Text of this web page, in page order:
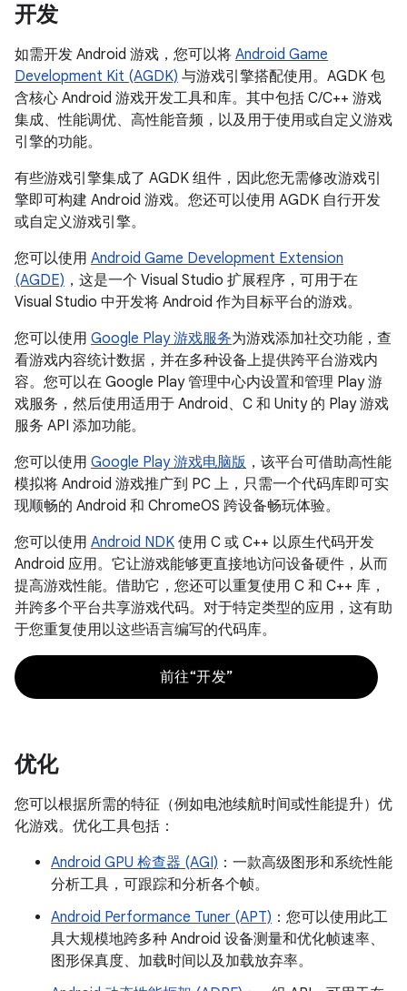
开发
如需开发 Android 游戏，您可以将 Android Game
Development Kit (AGDK) 与游戏引擎搭配使用。AGDK 包
含核心 Android 游戏开发工具和库。其中包括 C/C++ 游戏
集成、性能调优、高性能音频，以及用于使用或自定义游戏
引擎的功能。
有些游戏引擎集成了 AGDK 组件，因此您无需修改游戏引
擎即可构建 Android 游戏。您还可以使用 AGDK 自行开发
或自定义游戏引擎。
您可以使用 Android Game Development Extension
(AGDE) ，这是一个 Visual Studio 扩展程序，可用于在
Visual Studio 中开发将 Android 作为目标平台的游戏。
您可以使用 Google Play 游戏服务为游戏添加社交功能，查
看游戏内容统计数据，并在多种设备上提供跨平台游戏内
容。您可以在 Google Play 管理中心内设置和管理 Play 游
戏服务，然后使用适用于 Android、C 和 Unity 的 Play 游戏
服务 API 添加功能。
您可以使用 Google Play 游戏电脑版 ，该平台可借助高性能
模拟将 Android 游戏推广到 PC 上，只需一个代码库即可实
现顺畅的 Android 和 ChromeOS 跨设备畅玩体验。
您可以使用 Android NDK 使用 C 或 C++ 以原生代码开发
Android 应用。它让游戏能够更直接地访问设备硬件，从而
提高游戏性能。借助它，您还可以重复使用 C 和 C++ 库，
并跨多个平台共享游戏代码。对于特定类型的应用，这有助
于您重复使用以这些语言编写的代码库。
前往“开发”
优化
您可以根据所需的特征（例如电池续航时间或性能提升）优
化游戏。优化工具包括：
Android GPU 检查器 (AGI) ：一款高级图形和系统性能
分析工具，可跟踪和分析各个帧。
Android Performance Tuner (APT) ：您可以使用此工
具大规模地跨多种 Android 设备测量和优化帧速率、
图形保真度、加载时间以及加载放弃率。